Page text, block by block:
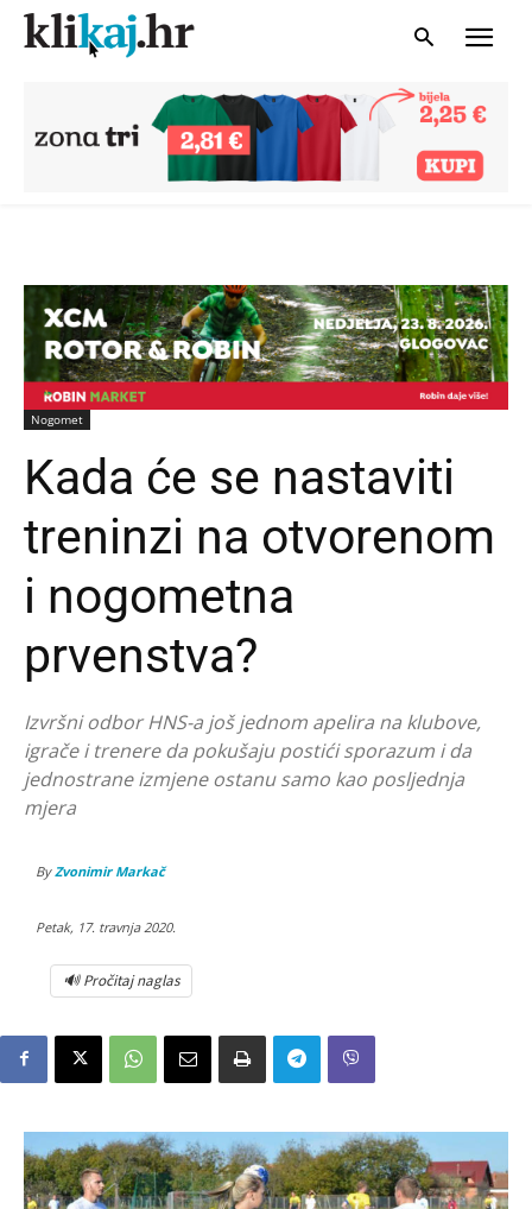
Nogomet
Kada će se nastaviti
treninzi na otvorenom
i nogometna
prvenstva?
Izvršni odbor HNS-a još jednom apelira na klubove,
igrače i trenere da pokušaju postići sporazum i da
jednostrane izmjene ostanu samo kao posljednja
mjera
By Zvonimir Markač
Petak, 17. travnja 2020.
🔊 Pročitaj naglas